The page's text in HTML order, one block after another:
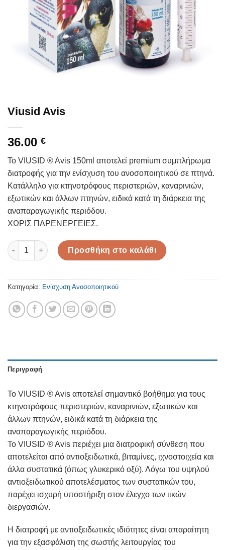
Viusid Avis
36.00 €
Το VIUSID ® Avis 150ml αποτελεί premium συμπλήρωμα
διατροφής για την ενίσχυση του ανοσοποιητικού σε πτηνά.
Κατάλληλο για κτηνοτρόφους περιστεριών, καναρινιών,
εξωτικών και άλλων πτηνών, ειδικά κατά τη διάρκεια της
αναπαραγωγικής περιόδου.
ΧΩΡΙΣ ΠΑΡΕΝΕΡΓΕΙΕΣ.
Viusid Avis ποσότητα
Προσθήκη στο καλάθι
Κατηγορία: Ενίσχυση Ανοσοποιητικού
Περιγραφή
Το VIUSID ® Avis αποτελεί σημαντικό βοήθημα για τους
κτηνοτρόφους περιστεριών, καναρινιών, εξωτικών και
άλλων πτηνών, ειδικά κατά τη διάρκεια της
αναπαραγωγικής περιόδου.
Το VIUSID ® Avis περιέχει μια διατροφική σύνθεση που
αποτελείται από αντιοξειδωτικά, βιταμίνες, ιχνοστοιχεία και
άλλα συστατικά (όπως γλυκερικό οξύ). Λόγω του υψηλού
αντιοξειδωτικού αποτελέσματος των συστατικών του,
παρέχει ισχυρή υποστήριξη στον έλεγχο των ιικών
διεργασιών.
Η διατροφή με αντιοξειδωτικές ιδιότητες είναι απαραίτητη
για την εξασφάλιση της σωστής λειτουργίας του